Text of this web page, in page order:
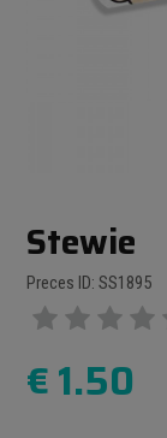
Stewie
Preces ID: SS1895
€1.50